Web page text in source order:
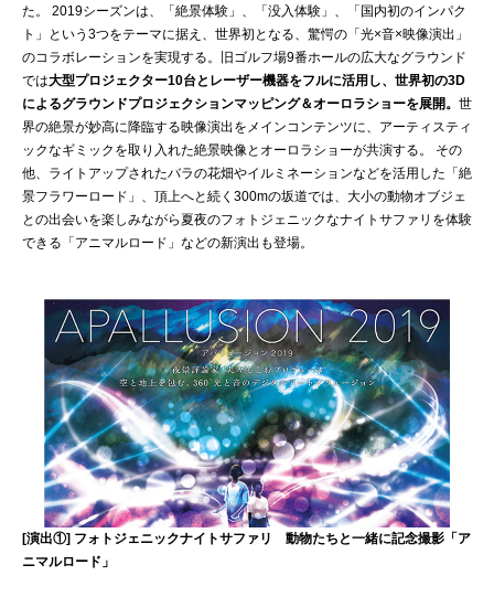
た。 2019シーズンは、「絶景体験」、「没入体験」、「国内初のインパク
ト」という3つをテーマに据え、世界初となる、驚愕の「光×音×映像演出」
のコラボレーションを実現する。旧ゴルフ場9番ホールの広大なグラウンド
では大型プロジェクター10台とレーザー機器をフルに活用し、世界初の3D
によるグラウンドプロジェクションマッピング＆オーロラショーを展開。 世
界の絶景が妙高に降臨する映像演出をメインコンテンツに、アーティスティ
ックなギミックを取り入れた絶景映像とオーロラショーが共演する。 その
他、ライトアップされたバラの花畑やイルミネーションなどを活用した「絶
景フラワーロード」、頂上へと続く300mの坂道では、大小の動物オブジェ
との出会いを楽しみながら夏夜のフォトジェニックなナイトサファリを体験
できる「アニマルロード」などの新演出も登場。
[演出①] フォトジェニックナイトサファリ 動物たちと一緒に記念撮影「ア
ニマルロード」